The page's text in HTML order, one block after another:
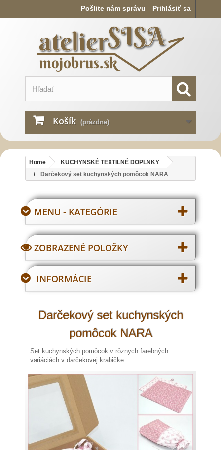
Prihlásiť sa
Pošlite nám správu
Košík (prázdne)
Home
KUCHYNSKÉ TEXTILNÉ DOPLNKY
Darčekový set kuchynských pomôcok NARA
MENU - KATEGÓRIE
ZOBRAZENÉ POLOŽKY
INFORMÁCIE
Darčekový set kuchynských
pomôcok NARA
Set kuchynských pomôcok v rôznych farebných
variáciách v darčekovej krabičke.